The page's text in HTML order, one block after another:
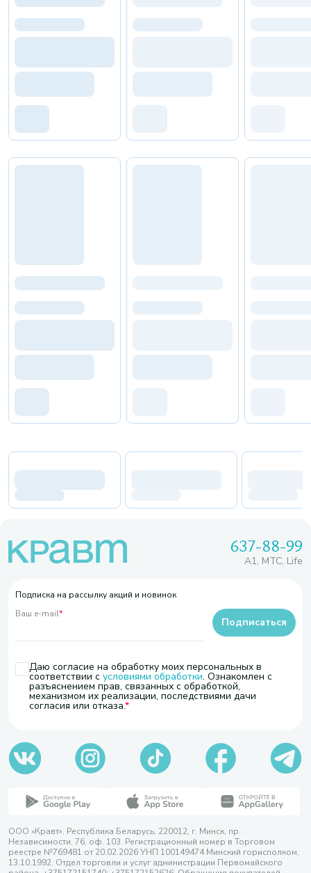
637-88-99
A1, МТС, Life
Подписка на рассылку акций и новинок
Ваш e-mail*
Даю согласие на обработку моих персональных в
соответствии с условиями обработки. Ознакомлен с
разъяснением прав, связанных с обработкой,
механизмом их реализации, последствиями дачи
согласия или отказа.
Подписаться
ООО «Кравт». Республика Беларусь, 220012, г. Минск, пр.
Независимости, 76, оф. 103. Регистрационный номер в Торговом
реестре №769481 от 20.02.2026 УНП 100149474 Минский горисполком,
13.10.1992. Отдел торговли и услуг администрации Первомайского